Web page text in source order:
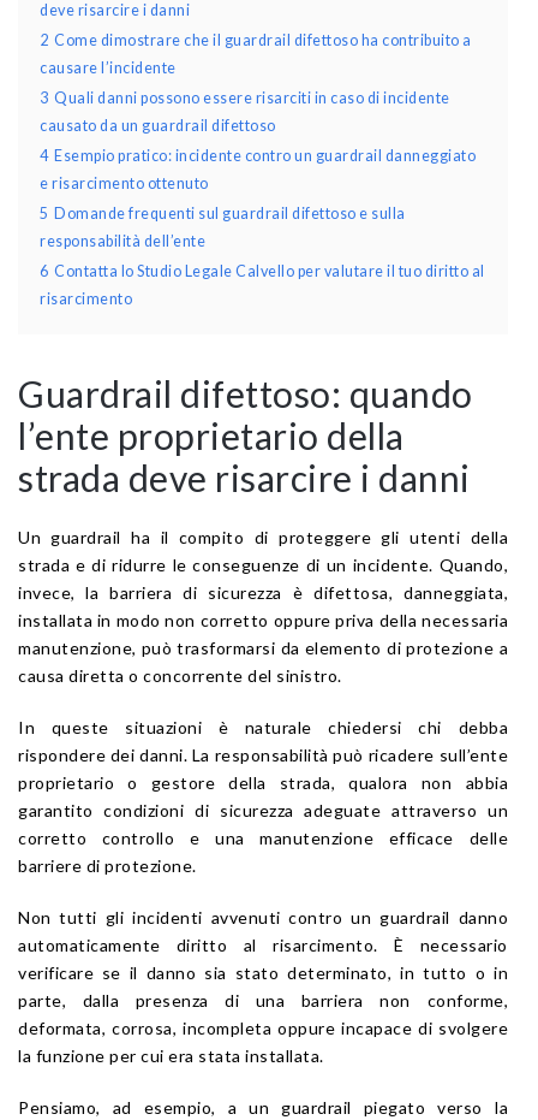
deve risarcire i danni
2 Come dimostrare che il guardrail difettoso ha contribuito a
causare l’incidente
3 Quali danni possono essere risarciti in caso di incidente
causato da un guardrail difettoso
4 Esempio pratico: incidente contro un guardrail danneggiato
e risarcimento ottenuto
5 Domande frequenti sul guardrail difettoso e sulla
responsabilità dell’ente
6 Contatta lo Studio Legale Calvello per valutare il tuo diritto al
risarcimento
Guardrail difettoso: quando
l’ente proprietario della
strada deve risarcire i danni
Un guardrail ha il compito di proteggere gli utenti della
strada e di ridurre le conseguenze di un incidente. Quando,
invece, la barriera di sicurezza è difettosa, danneggiata,
installata in modo non corretto oppure priva della necessaria
manutenzione, può trasformarsi da elemento di protezione a
causa diretta o concorrente del sinistro.
In queste situazioni è naturale chiedersi chi debba
rispondere dei danni. La responsabilità può ricadere sull’ente
proprietario o gestore della strada, qualora non abbia
garantito condizioni di sicurezza adeguate attraverso un
corretto controllo e una manutenzione efficace delle
barriere di protezione.
Non tutti gli incidenti avvenuti contro un guardrail danno
automaticamente diritto al risarcimento. È necessario
verificare se il danno sia stato determinato, in tutto o in
parte, dalla presenza di una barriera non conforme,
deformata, corrosa, incompleta oppure incapace di svolgere
la funzione per cui era stata installata.
Pensiamo, ad esempio, a un guardrail piegato verso la